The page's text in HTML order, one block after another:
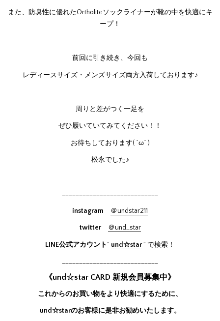
また、防臭性に優れたOrtholiteソックライナーが靴の中を快適にキ
ープ！
前回に引き続き、今回も
レディースサイズ・メンズサイズ両方入荷しております♪
周りと差がつく一足を
ぜひ履いていてみてください！！
お待ちしております( ^ω^ )
松永でした♪
instagram ＠undstar211
twitter ＠und_star
LINE公式アカウント” und☆star” で検索！
《und☆star CARD 新規会員募集中》
これからのお買い物をより快適にするために、
und☆starのお客様に是非お勧めいたします。